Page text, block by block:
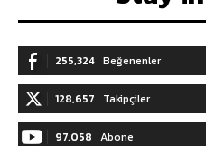
255,324 Beğenenler
128,657 Takipçiler
97,058 Abone